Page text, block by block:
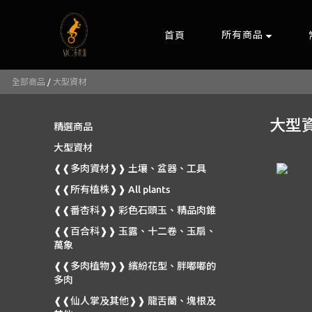
首頁 所有商品
全部商品 / 大型資材
精選商品
大型資材
❰❰多肉資材❱❱ 土壤、盆器、工具
❰❰所有植株❱❱ All plants
❰❰番杏科❱❱ 彩色石頭玉、精品肉錐
❰❰百合科❱❱ 玉露、十二卷、玉扇、
萬象
❰❰多肉植物❱❱ 繽紛花型、胖嘟嘟的
多肉
❰❰仙人掌及其他❱❱ 龍舌蘭、塊根及
大型